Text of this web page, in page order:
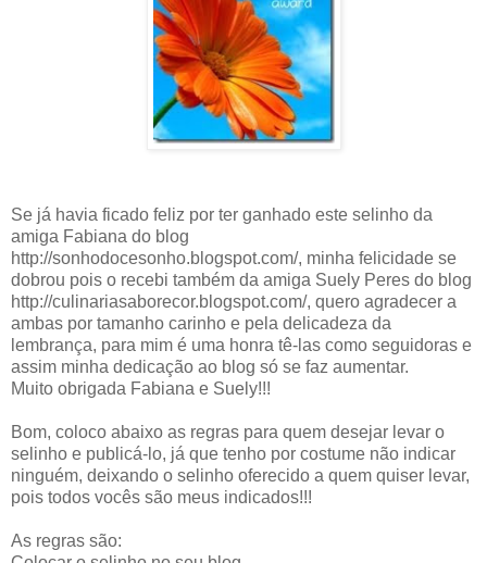
Se já havia ficado feliz por ter ganhado este selinho da
amiga Fabiana do blog
http://sonhodocesonho.blogspot.com/, minha felicidade se
dobrou pois o recebi também da amiga Suely Peres do blog
http://culinariasaborecor.blogspot.com/, quero agradecer a
ambas por tamanho carinho e pela delicadeza da
lembrança, para mim é uma honra tê-las como seguidoras e
assim minha dedicação ao blog só se faz aumentar.
Muito obrigada Fabiana e Suely!!!
Bom, coloco abaixo as regras para quem desejar levar o
selinho e publicá-lo, já que tenho por costume não indicar
ninguém, deixando o selinho oferecido a quem quiser levar,
pois todos vocês são meus indicados!!!
As regras são: